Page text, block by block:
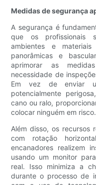
Medidas de segurança
A segurança é
que os profissionais
ambientes e
panorâmicas e
aprimorar as
necessidade de
Em vez de enviar
potencialmente
cano ou ralo,
colocar ninguém em risco.
Além disso, os recursos
com rotação
encanadores realizem
usando um monitor
real. Isso minimiza a
durante o processo de